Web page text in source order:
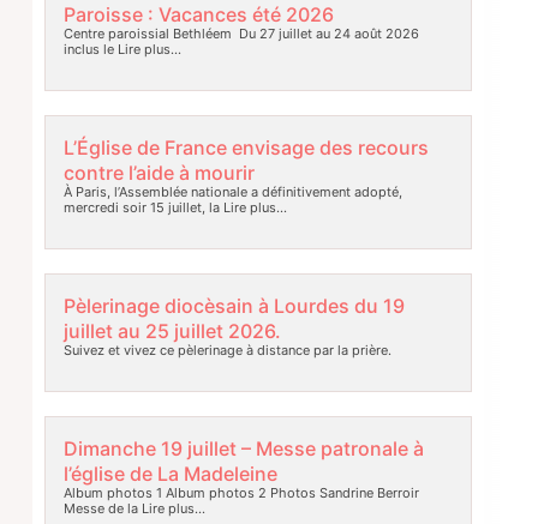
Paroisse : Vacances été 2026
Centre paroissial Bethléem Du 27 juillet au 24 août 2026
inclus leLire plus…
L’Église de France envisage des recours
contre l’aide à mourir
À Paris, l’Assemblée nationale a définitivement adopté,
mercredi soir 15 juillet, laLire plus…
Pèlerinage diocèsain à Lourdes du 19
juillet au 25 juillet 2026.
Suivez et vivez ce pèlerinage à distance par la prière.
Dimanche 19 juillet – Messe patronale à
l’église de La Madeleine
Album photos 1 Album photos 2 Photos Sandrine Berroir
Messe de laLire plus…